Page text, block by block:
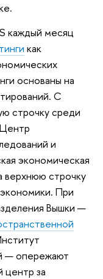
каждый месяц
как
основаны на
С
строчку среди
и
экономическая
строчку
При
Вышки —
— опережают
центр за